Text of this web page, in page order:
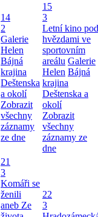
14
2
Galerie
Helen
Bájná
krajina
Deštenska
a okolí
Zobrazit
všechny
záznamy
ze dne
15
3
Letní kino pod
hvězdami ve
sportovním
areálu Galerie
Helen Bájná
krajina
Deštenska a
okolí
Zobrazit
všechny
záznamy ze
dne
21
3
Komáři se
ženili
aneb Ze
22
3